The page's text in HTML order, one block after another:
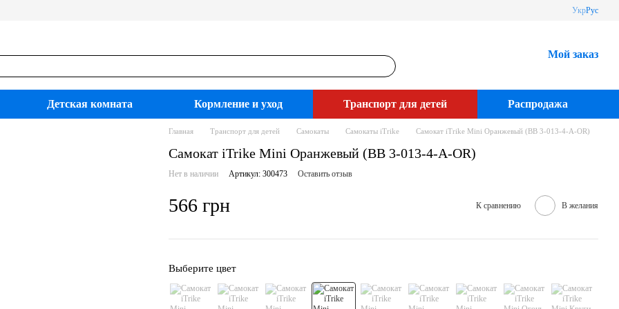
УкрРус
Мой заказ
Детская комната Кормление и уход Транспорт для детей Распродажа
Главная Транспорт для детей Самокаты Самокаты iTrike Самокат iTrike Mini Оранжевый (BB 3-013-4-A-OR)
Самокат iTrike Mini Оранжевый (BB 3-013-4-A-OR)
Нет в наличии Артикул: 300473 Оставить отзыв
566 грн К сравнению В желания
Выберите цвет